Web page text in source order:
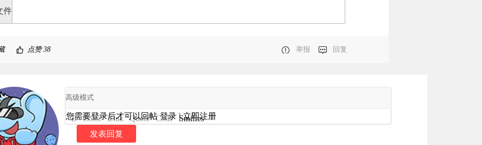
件
点赞38 举报 回复
高级模式
B Color Link Quote Code Smilies
您需要登录后才可以回帖登录 |立即注册
发表回复